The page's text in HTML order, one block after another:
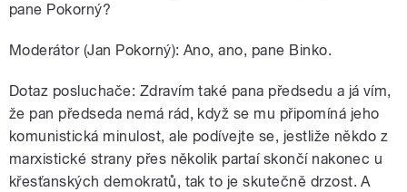
pane Pokorný?
Moderátor (Jan Pokorný): Ano, ano, pane Binko.
Dotaz posluchače: Zdravím také pana předsedu a já vím,
že pan předseda nemá rád, když se mu připomíná jeho
komunistická minulost, ale podívejte se, jestliže někdo z
marxistické strany přes několik partaí skončí nakonec u
křesťanských demokratů, tak to je skutečně drzost. A